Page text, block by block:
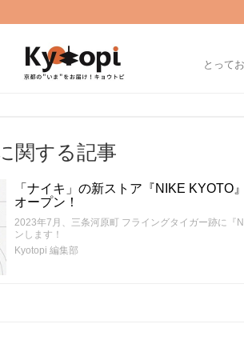
とって
関する記事
「ナイキ」の新ストア『NIKE KYOTO
オープン！
2023年7月、三条河原町 フライングタイガー跡に『
ンします！
Kyotopi 編集部